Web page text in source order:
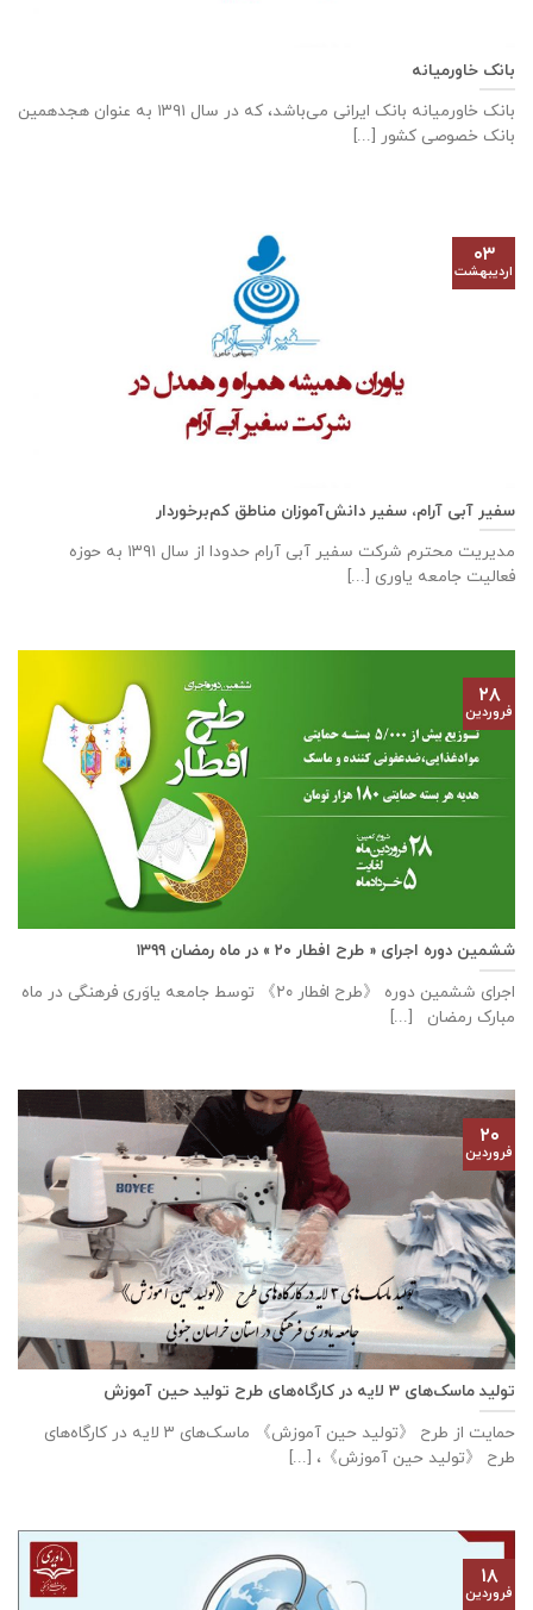
بانک خاورمیانه
بانک خاورمیانه بانک ایرانی می‌باشد، که در سال ۱۳۹۱ به عنوان هجدهمین
بانک خصوصی کشور [...]
سفیر آبی آرام، سفیر دانش‌آموزان مناطق کم‌برخوردار
مدیریت محترم شرکت سفیر آبی آرام حدودا از سال ۱۳۹۱ به حوزه
فعالیت جامعه یاوری [...]
۰۳
اردیبهشت
ششمین دوره اجرای « طرح افطار ۲۰ » در ماه رمضان ۱۳۹۹
اجرای ششمین دوره 《طرح افطار ۲۰》 توسط جامعه یاوَری فرهنگی در ماه
مبارک رمضان [...]
۲۸
فروردین
تولید ماسک‌های ۳ لایه در کارگاه‌های طرح تولید حین آموزش
حمایت از طرح 《تولید حین آموزش》 ماسک‌های ۳ لایه در کارگاه‌های
طرح 《تولید حین آموزش》، [...]
۲۰
فروردین
۱۸
فروردین